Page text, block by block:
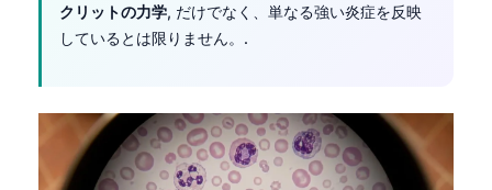
クリットの力学, だけでなく、単なる強い炎症を反映
しているとは限りません。.